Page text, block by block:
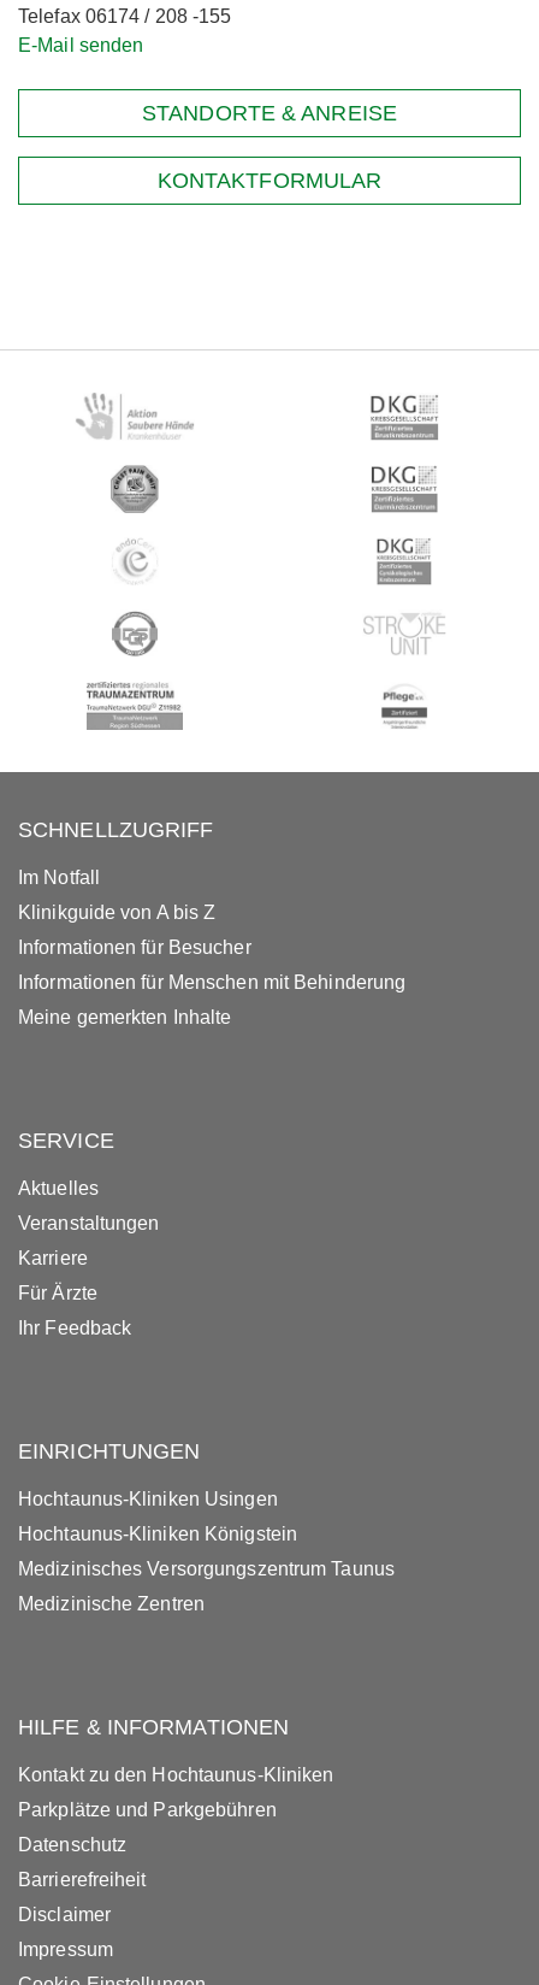
Telefax 06174 / 208 -155
E-Mail senden
STANDORTE & ANREISE
KONTAKTFORMULAR
SCHNELLZUGRIFF
Im Notfall
Klinikguide von A bis Z
Informationen für Besucher
Informationen für Menschen mit Behinderung
Meine gemerkten Inhalte
SERVICE
Aktuelles
Veranstaltungen
Karriere
Für Ärzte
Ihr Feedback
EINRICHTUNGEN
Hochtaunus-Kliniken Usingen
Hochtaunus-Kliniken Königstein
Medizinisches Versorgungszentrum Taunus
Medizinische Zentren
HILFE & INFORMATIONEN
Kontakt zu den Hochtaunus-Kliniken
Parkplätze und Parkgebühren
Datenschutz
Barrierefreiheit
Disclaimer
Impressum